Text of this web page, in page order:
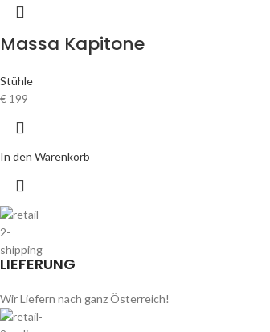
Massa Kapitone
Stühle
€ 199
In den Warenkorb
LIEFERUNG
Wir Liefern nach ganz Österreich!